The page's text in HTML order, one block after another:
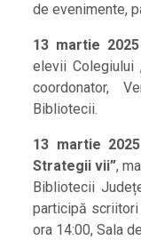
de evenimente,
13 martie
elevii Colegiului
coordonator,
Bibliotecii.
13 martie
Strategii vii”,
Bibliotecii
participă scriitori
ora 14:00, Sala